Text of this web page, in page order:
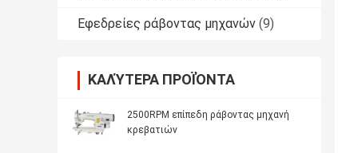
Εφεδρείες ράβοντας μηχανών (9)
ΚΑΛΎΤΕΡΑ ΠΡΟΪΌΝΤΑ
2500RPM επίπεδη ράβοντας μηχανή
κρεβατιών